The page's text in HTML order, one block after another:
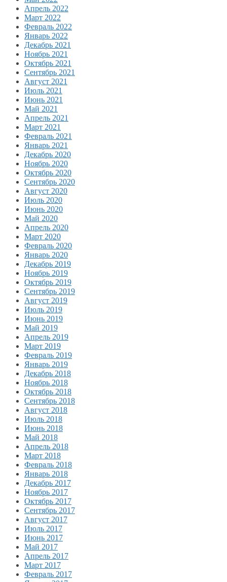
Апрель 2022
Март 2022
Февраль 2022
Январь 2022
Декабрь 2021
Ноябрь 2021
Октябрь 2021
Сентябрь 2021
Август 2021
Июль 2021
Июнь 2021
Май 2021
Апрель 2021
Март 2021
Февраль 2021
Январь 2021
Декабрь 2020
Ноябрь 2020
Октябрь 2020
Сентябрь 2020
Август 2020
Июль 2020
Июнь 2020
Май 2020
Апрель 2020
Март 2020
Февраль 2020
Январь 2020
Декабрь 2019
Ноябрь 2019
Октябрь 2019
Сентябрь 2019
Август 2019
Июль 2019
Июнь 2019
Май 2019
Апрель 2019
Март 2019
Февраль 2019
Январь 2019
Декабрь 2018
Ноябрь 2018
Октябрь 2018
Сентябрь 2018
Август 2018
Июль 2018
Июнь 2018
Май 2018
Апрель 2018
Март 2018
Февраль 2018
Январь 2018
Декабрь 2017
Ноябрь 2017
Октябрь 2017
Сентябрь 2017
Август 2017
Июль 2017
Июнь 2017
Май 2017
Апрель 2017
Март 2017
Февраль 2017